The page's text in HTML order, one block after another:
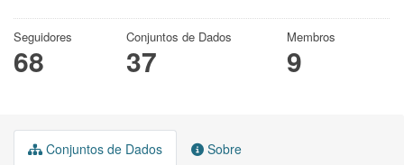
Seguidores
68
Conjuntos de Dados
37
Membros
9
Conjuntos de Dados Sobre